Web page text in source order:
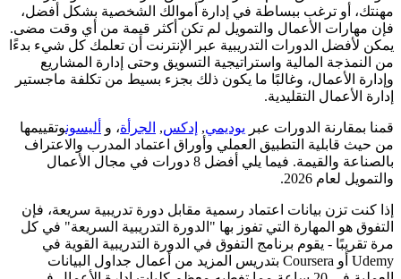
مهنتك، أو ترغب ببساطة في إدارة أموالك الشخصية بشكل أفضل،
فإن مهارات الأعمال والتمويل لم تكن أكثر قيمة من أي وقت مضى.
يمكن لأفضل الدورات التدريبية عبر الإنترنت أن تعلمك كل شيء بدءًا
من النمذجة المالية واستراتيجية التسويق وحتى إدارة المشاريع
وإدارة الأعمال، وغالبًا ما يكون ذلك بجزء بسيط من تكلفة ماجستير
إدارة الأعمال التقليدية.
قمنا بمقارنة الدورات عبر يوديمي, إدكس, الجرأة، و أليسونوتقييمها
من حيث قابلية التطبيق العملي وأوراق اعتماد المدرب والاعتراف
بالصناعة والقيمة. فيما يلي أفضل 8 دورات في مجال الأعمال
والتمويل لعام 2026.
إذا كنت تزن بيانات اعتماد رسمية مقابل دورة تدريبية سريعة، فإن
التفوق هو المهارة التي تفوز بها "الدورة التدريبية السريعة" في كل
مرة تقريبًا - يقوم برنامج التفوق في الدورة التدريبية القوية في
Udemy أو Coursera بتدريس المزيد من أعمال جداول البيانات